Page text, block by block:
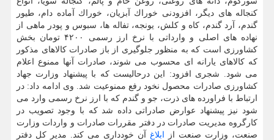
كنجاله های دیگر، افزودنی خوراك آبزیان، خوراك آماده دام، طیور
گندم، آرد گندم، كاه و كلش، یونجه، تفاله ها، سبوس و پودر ماهی از
نهاده های اصلی و وارداتی با نرخ ارز رسمی ۴۲۰۰ تومان بخش
كشاورزی است كه به منظور جلوگیری از باز صادرات كالاهای مذكور
كه كالاهای یارانه ای محسوب می شوند، صادرات آنها ممنوع اعلام
می شود. شجری افزود: این درحالیست كه با پیشنهاد وزارت جهاد
كشاورزی صادرات محصول نخود رفع ممنوعیت شد. وی ادامه داد: در
ارتباط با فراورده های ذرت، جو و گندم كه با ارز نرخ رسمی وارد می
شود نیز پیشنهاد عوارض صادراتی داده شد كه با وجود تصویب در
كارگروه مدیریت صادرات در دفتر مقررات صادرات و واردات وزارت
صنعت، وزارت صنعت از ابلاغ آن خودداری می كند. مدیر كل دفتر